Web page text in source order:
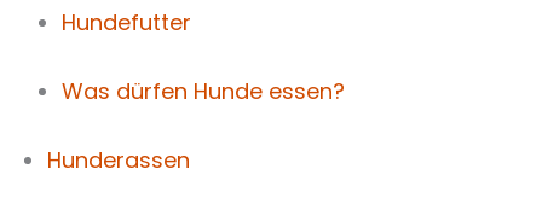
Hundefutter
Was dürfen Hunde essen?
Hunderassen